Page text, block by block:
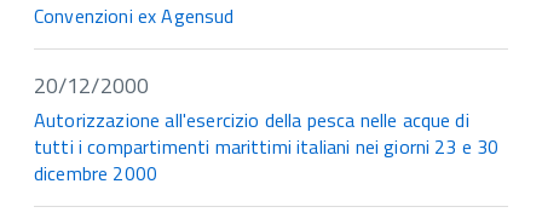
Convenzioni ex Agensud
20/12/2000
Autorizzazione all'esercizio della pesca nelle acque di
tutti i compartimenti marittimi italiani nei giorni 23 e 30
dicembre 2000